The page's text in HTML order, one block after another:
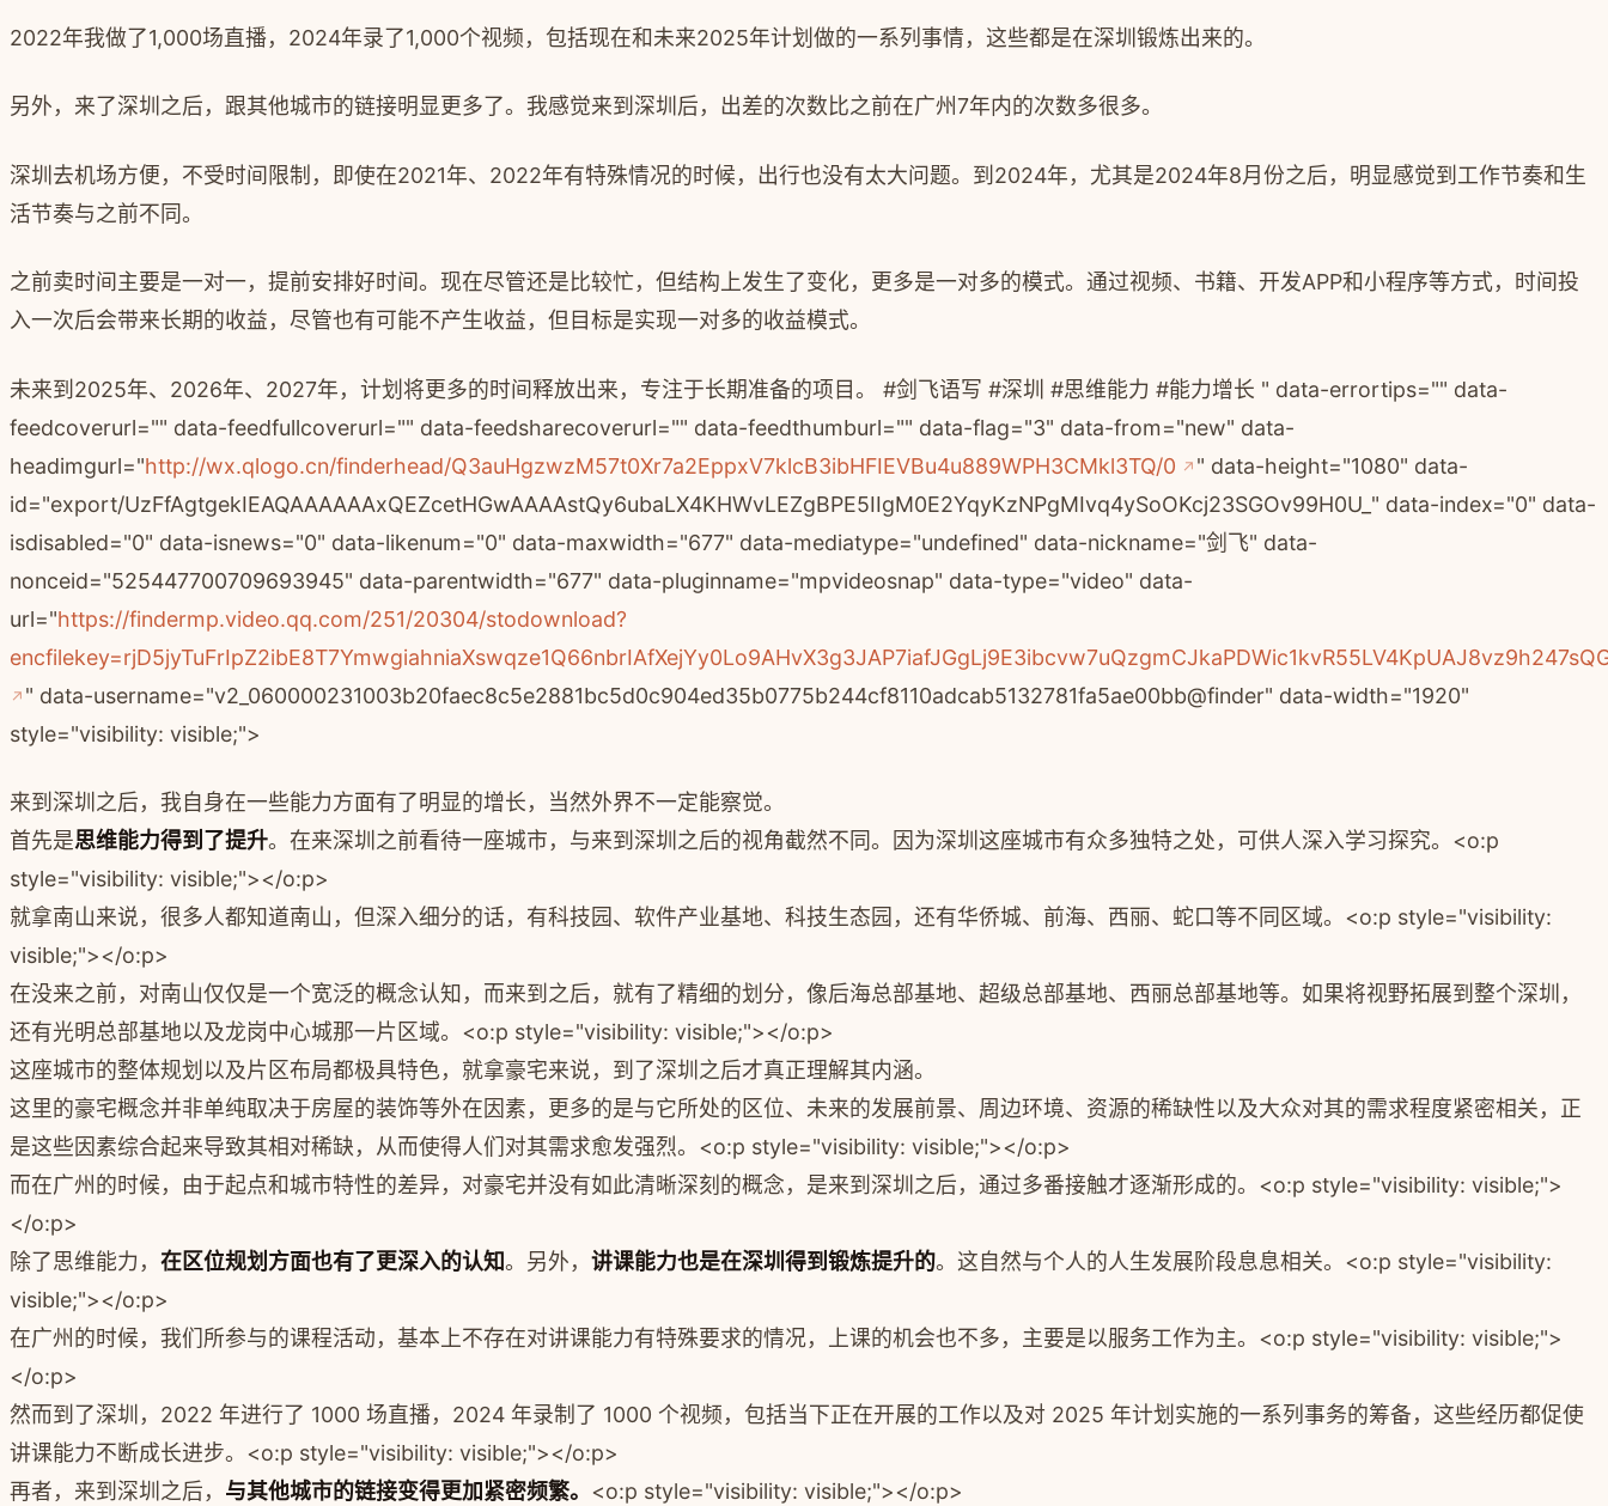
2022年我做了1,000场直播，2024年录了1,000个视频，包括现在和未来2025年计划做的一系列事情，这些都是在深圳锻炼出来的。
另外，来了深圳之后，跟其他城市的链接明显更多了。我感觉来到深圳后，出差的次数比之前在广州7年内的次数多很多。
深圳去机场方便，不受时间限制，即使在2021年、2022年有特殊情况的时候，出行也没有太大问题。到2024年，尤其是2024年8月份之后，明显感觉到工作节奏和生
活节奏与之前不同。
之前卖时间主要是一对一，提前安排好时间。现在尽管还是比较忙，但结构上发生了变化，更多是一对多的模式。通过视频、书籍、开发APP和小程序等方式，时间投
入一次后会带来长期的收益，尽管也有可能不产生收益，但目标是实现一对多的收益模式。
未来到2025年、2026年、2027年，计划将更多的时间释放出来，专注于长期准备的项目。 #剑飞语写 #深圳 #思维能力 #能力增长 " data-errortips="" data-
feedcoverurl="" data-feedfullcoverurl="" data-feedsharecoverurl="" data-feedthumburl="" data-flag="3" data-from="new" data-
headimgurl="http://wx.qlogo.cn/finderhead/Q3auHgzwzM57t0Xr7a2EppxV7klcB3ibHFIEVBu4u889WPH3CMkl3TQ/0
" data-height="1080" data-
id="export/UzFfAgtgekIEAQAAAAAAxQEZcetHGwAAAAstQy6ubaLX4KHWvLEZgBPE5IIgM0E2YqyKzNPgMIvq4ySoOKcj23SGOv99H0U_" data-index="0" data-
isdisabled="0" data-isnews="0" data-likenum="0" data-maxwidth="677" data-mediatype="undefined" data-nickname="剑飞" data-
nonceid="525447700709693945" data-parentwidth="677" data-pluginname="mpvideosnap" data-type="video" data-
url="https://findermp.video.qq.com/251/20304/stodownload?
" data-username="v2_060000231003b20faec8c5e2881bc5d0c904ed35b0775b244cf8110adcab5132781fa5ae00bb@finder" data-width="1920"
style="visibility: visible;">
来到深圳之后，我自身在一些能力方面有了明显的增长，当然外界不一定能察觉。
首先是思维能力得到了提升。在来深圳之前看待一座城市，与来到深圳之后的视角截然不同。因为深圳这座城市有众多独特之处，可供人深入学习探究。 <o:p
style="visibility: visible;"></o:p>
就拿南山来说，很多人都知道南山，但深入细分的话，有科技园、软件产业基地、科技生态园，还有华侨城、前海、西丽、蛇口等不同区域。 <o:p style="visibility:
visible;"></o:p>
在没来之前，对南山仅仅是一个宽泛的概念认知，而来到之后，就有了精细的划分，像后海总部基地、超级总部基地、西丽总部基地等。如果将视野拓展到整个深圳，
还有光明总部基地以及龙岗中心城那一片区域。 <o:p style="visibility: visible;"></o:p>
这座城市的整体规划以及片区布局都极具特色，就拿豪宅来说，到了深圳之后才真正理解其内涵。
这里的豪宅概念并非单纯取决于房屋的装饰等外在因素，更多的是与它所处的区位、未来的发展前景、周边环境、资源的稀缺性以及大众对其的需求程度紧密相关，正
是这些因素综合起来导致其相对稀缺，从而使得人们对其需求愈发强烈。 <o:p style="visibility: visible;"></o:p>
而在广州的时候，由于起点和城市特性的差异，对豪宅并没有如此清晰深刻的概念，是来到深圳之后，通过多番接触才逐渐形成的。 <o:p style="visibility: visible;">
</o:p>
除了思维能力， 在区位规划方面也有了更深入的认知。另外， 讲课能力也是在深圳得到锻炼提升的。这自然与个人的人生发展阶段息息相关。 <o:p style="visibility:
visible;"></o:p>
在广州的时候，我们所参与的课程活动，基本上不存在对讲课能力有特殊要求的情况，上课的机会也不多，主要是以服务工作为主。 <o:p style="visibility: visible;">
</o:p>
然而到了深圳，2022 年进行了 1000 场直播，2024 年录制了 1000 个视频，包括当下正在开展的工作以及对 2025 年计划实施的一系列事务的筹备，这些经历都促使
讲课能力不断成长进步。 <o:p style="visibility: visible;"></o:p>
再者，来到深圳之后， 与其他城市的链接变得更加紧密频繁。 <o:p style="visibility: visible;"></o:p>